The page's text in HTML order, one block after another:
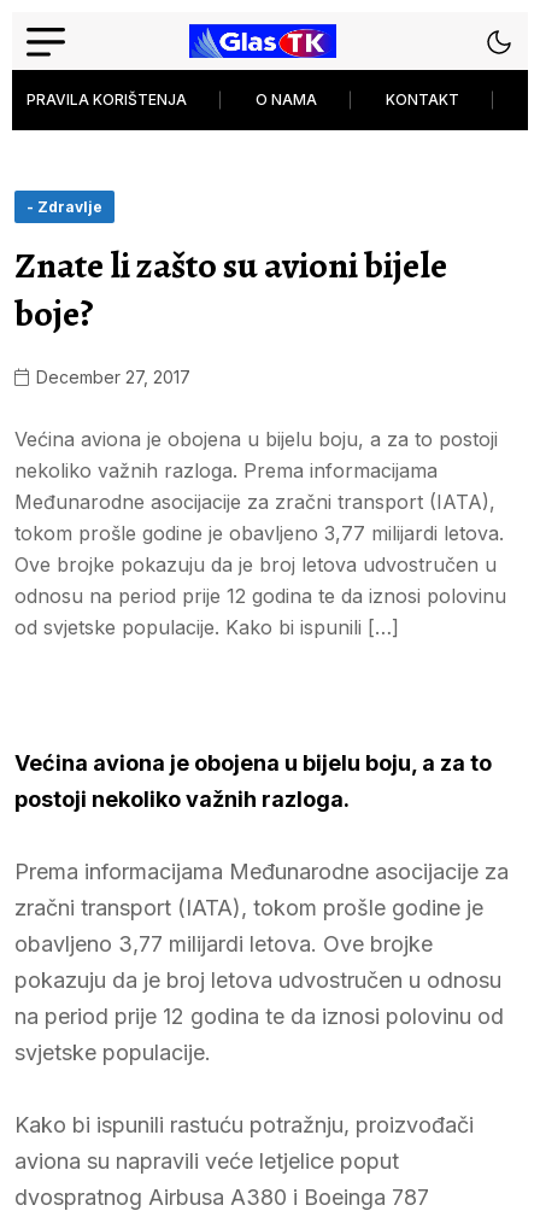
PRAVILA KORIŠTENJA O NAMA KONTAKT
- Zdravlje
Znate li zašto su avioni bijele
boje?
December 27, 2017
Većina aviona je obojena u bijelu boju, a za to postoji
nekoliko važnih razloga. Prema informacijama
Međunarodne asocijacije za zračni transport (IATA),
tokom prošle godine je obavljeno 3,77 milijardi letova.
Ove brojke pokazuju da je broj letova udvostručen u
odnosu na period prije 12 godina te da iznosi polovinu
od svjetske populacije. Kako bi ispunili […]
Većina aviona je obojena u bijelu boju, a za to
postoji nekoliko važnih razloga.
Prema informacijama Međunarodne asocijacije za
zračni transport (IATA), tokom prošle godine je
obavljeno 3,77 milijardi letova. Ove brojke
pokazuju da je broj letova udvostručen u odnosu
na period prije 12 godina te da iznosi polovinu od
svjetske populacije.
Kako bi ispunili rastuću potražnju, proizvođači
aviona su napravili veće letjelice poput
dvospratnog Airbusa A380 i Boeinga 787